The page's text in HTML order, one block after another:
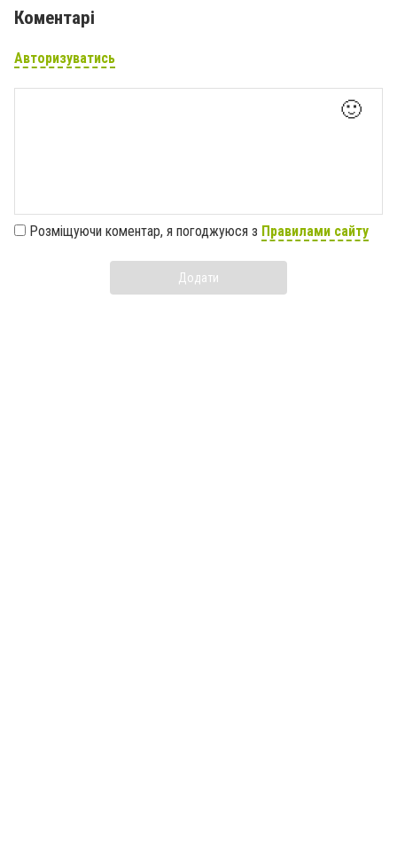
Коментарі
Авторизуватись
🙂
Розміщуючи коментар, я погоджуюся з Правилами сайту
Додати